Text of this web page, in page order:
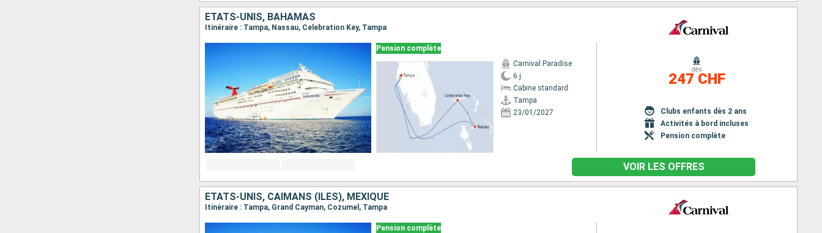
ÉTATS-UNIS, BAHAMAS
Itinéraire : Tampa, Nassau, Celebration Key, Tampa
Pension complète
Carnival Paradise
6 j
Cabine standard
Tampa
23/01/2027
dès
247 CHF
Clubs enfants dès 2 ans
Activités à bord incluses
Pension complète
VOIR LES OFFRES
ÉTATS-UNIS, CAÏMANS (ÎLES), MEXIQUE
Itinéraire : Tampa, Grand Cayman, Cozumel, Tampa
Pension complète